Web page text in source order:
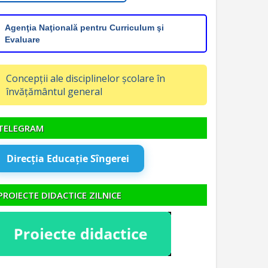
Agenţia Naţională pentru Curriculum şi
Evaluare
Concepții ale disciplinelor școlare în
învățământul general
Direcția Educație Sîngerei
DIDACTICE ZILNICE